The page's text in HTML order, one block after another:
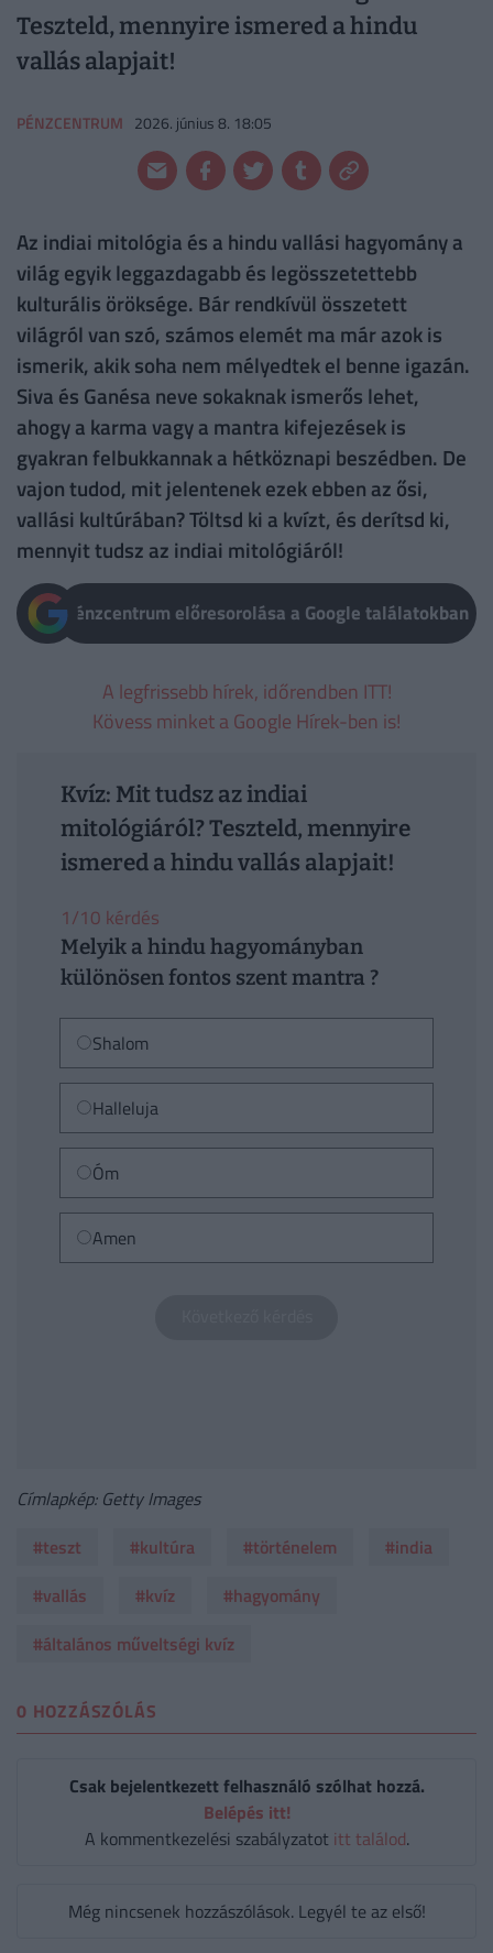
Teszteld, mennyire ismered a hindu
vallás alapjait!
PÉNZCENTRUM 2026. június 8. 18:05
Az indiai mitológia és a hindu vallási hagyomány a
világ egyik leggazdagabb és legösszetettebb
kulturális öröksége. Bár rendkívül összetett
világról van szó, számos elemét ma már azok is
ismerik, akik soha nem mélyedtek el benne igazán.
Siva és Ganésa neve sokaknak ismerős lehet,
ahogy a karma vagy a mantra kifejezések is
gyakran felbukkannak a hétköznapi beszédben. De
vajon tudod, mit jelentenek ezek ebben az ősi,
vallási kultúrában? Töltsd ki a kvízt, és derítsd ki,
mennyit tudsz az indiai mitológiáról!
Pénzcentrum előresorolása a Google találatokban
A legfrissebb hírek, időrendben ITT!
Kövess minket a Google Hírek-ben is!
Kvíz: Mit tudsz az indiai
mitológiáról? Teszteld, mennyire
ismered a hindu vallás alapjait!
1/10 kérdés
Melyik a hindu hagyományban
különösen fontos szent mantra ?
Shalom
Halleluja
Óm
Amen
Címlapkép: Getty Images
#teszt
#kultúra #történelem
#india
#vallás
#kvíz
#hagyomány
#általános műveltségi kvíz
0 HOZZÁSZÓLÁS
Csak bejelentkezett felhasználó szólhat hozzá.
Belépés itt!
A kommentkezelési szabályzatot itt találod.
Még nincsenek hozzászólások. Legyél te az első!